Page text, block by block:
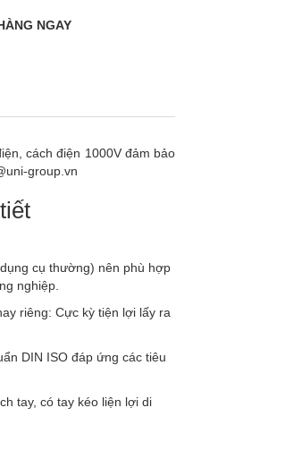
cách điện 1000V đảm bảo
group.vn
cụ thường) nên phù hợp
nghiệp.
riêng: Cực kỳ tiện lợi lấy ra
DIN ISO đáp ứng các tiêu
tay, có tay kéo liện lợi di